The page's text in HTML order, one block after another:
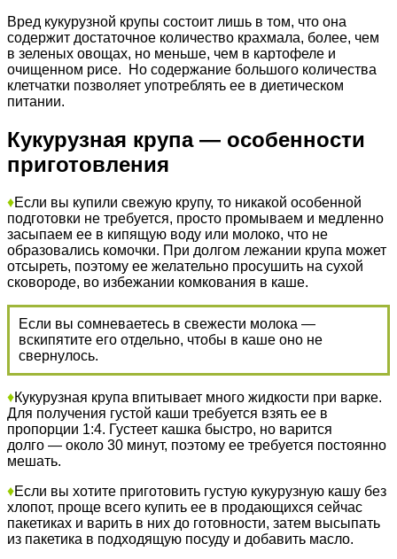
Вред кукурузной крупы состоит лишь в том, что она
содержит достаточное количество крахмала, более, чем
в зеленых овощах, но меньше, чем в картофеле и
очищенном рисе. Но содержание большого количества
клетчатки позволяет употреблять ее в диетическом
питании.
Кукурузная крупа — особенности
приготовления
♦Если вы купили свежую крупу, то никакой особенной
подготовки не требуется, просто промываем и медленно
засыпаем ее в кипящую воду или молоко, что не
образовались комочки. При долгом лежании крупа может
отсыреть, поэтому ее желательно просушить на сухой
сковороде, во избежании комкования в каше.
Если вы сомневаетесь в свежести молока —
вскипятите его отдельно, чтобы в каше оно не
свернулось.
♦Кукурузная крупа впитывает много жидкости при варке.
Для получения густой каши требуется взять ее в
пропорции 1:4. Густеет кашка быстро, но варится
долго — около 30 минут, поэтому ее требуется постоянно
мешать.
♦Если вы хотите приготовить густую кукурузную кашу без
хлопот, проще всего купить ее в продающихся сейчас
пакетиках и варить в них до готовности, затем высыпать
из пакетика в подходящую посуду и добавить масло.